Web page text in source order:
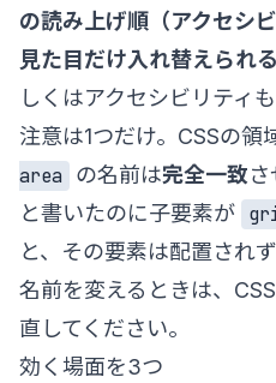
の読み上げ順（アクセシ
見た目だけ入れ替えられる
しくはアクセシビリティ
注意は1つだけ。CSSの領
area
の名前は完全一致さ
と書いたのに子要素が
と、その要素は配置され
名前を変えるときは、
直してください。
効く場面を3つ